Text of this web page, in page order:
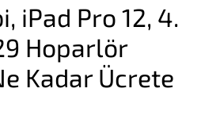
iPad Pro 12, 4.
Hoparlör
Kadar Ücrete